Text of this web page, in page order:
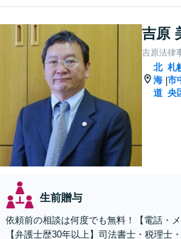
吉原
吉原法律
北
海
道
|
札
市
央
生前贈与
依頼前の相談は何度でも無料！【電話・
【弁護士歴30年以上】司法書士・税理士